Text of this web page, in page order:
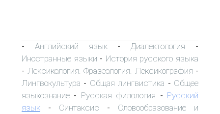
- Английский язык- Диалектология -
Иностранные языки - История русского языка
- Лексикология. Фразеология. Лексикография -
Лингвокультура - Общая лингвистика - Общее
языкознание - Русская филология - Русский
язык - Синтаксис - Словообразование и